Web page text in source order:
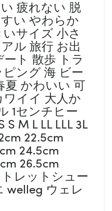
疲れない 脱
い やわらか
サイズ 小さ
ル 旅行 お出
ト 散歩 トラ
ング 海 ビー
夏 かわいい 可
イイ 大人か
1センチヒー
M L LL LLL 3L
22.5cm
24.5cm
26.5cm
レットシュー
welleg ウェレ